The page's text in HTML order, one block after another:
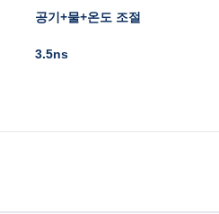
공기+물+온도 조절
3.5ns